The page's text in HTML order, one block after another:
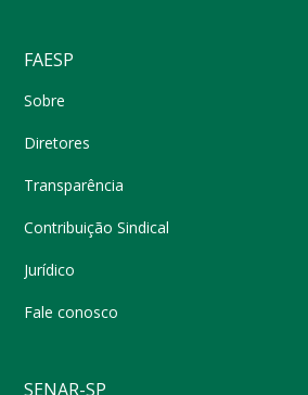
FAESP
Sobre
Diretores
Transparência
Contribuição Sindical
Jurídico
Fale conosco
SENAR-SP